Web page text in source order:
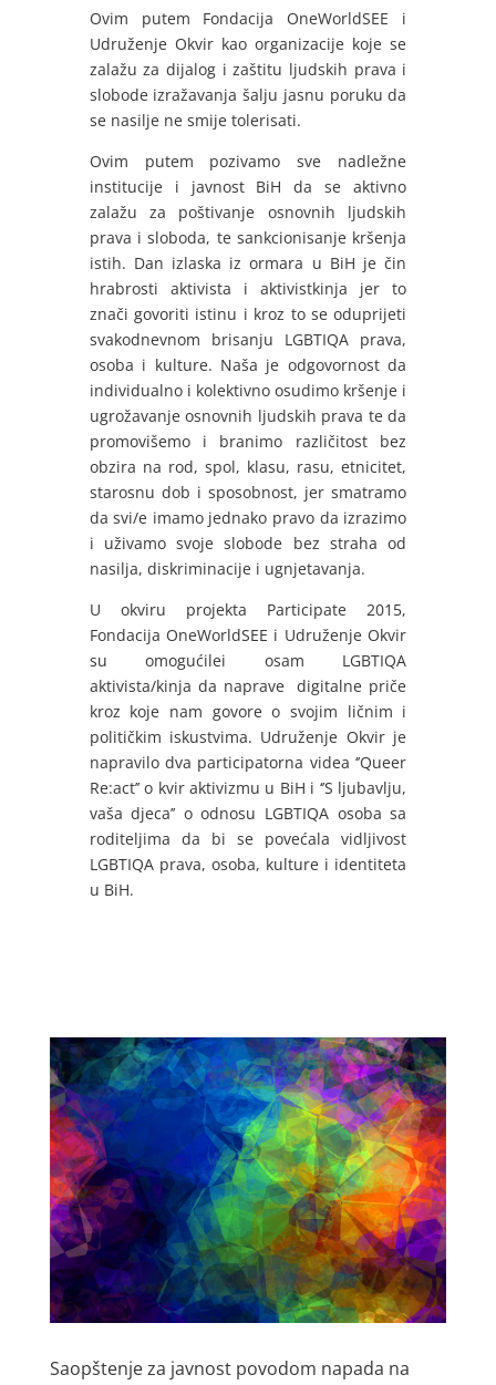
Ovim putem Fondacija OneWorldSEE i
Udruženje Okvir kao organizacije koje se
zalažu za dijalog i zaštitu ljudskih prava i
slobode izražavanja šalju jasnu poruku da
se nasilje ne smije tolerisati.
Ovim putem pozivamo sve nadležne
institucije i javnost BiH da se aktivno
zalažu za poštivanje osnovnih ljudskih
prava i sloboda, te sankcionisanje kršenja
istih. Dan izlaska iz ormara u BiH je čin
hrabrosti aktivista i aktivistkinja jer to
znači govoriti istinu i kroz to se oduprijeti
svakodnevnom brisanju LGBTIQA prava,
osoba i kulture. Naša je odgovornost da
individualno i kolektivno osudimo kršenje i
ugrožavanje osnovnih ljudskih prava te da
promovišemo i branimo različitost bez
obzira na rod, spol, klasu, rasu, etnicitet,
starosnu dob i sposobnost, jer smatramo
da svi/e imamo jednako pravo da izrazimo
i uživamo svoje slobode bez straha od
nasilja, diskriminacije i ugnjetavanja.
U okviru projekta Participate 2015,
Fondacija OneWorldSEE i Udruženje Okvir
su omogućilei osam LGBTIQA
aktivista/kinja da naprave digitalne priče
kroz koje nam govore o svojim ličnim i
političkim iskustvima. Udruženje Okvir je
napravilo dva participatorna videa ‘’Queer
Re:act’’ o kvir aktivizmu u BiH i ‘’S ljubavlju,
vaša djeca’’ o odnosu LGBTIQA osoba sa
roditeljima da bi se povećala vidljivost
LGBTIQA prava, osoba, kulture i identiteta
u BiH.
Saopštenje za javnost povodom napada na